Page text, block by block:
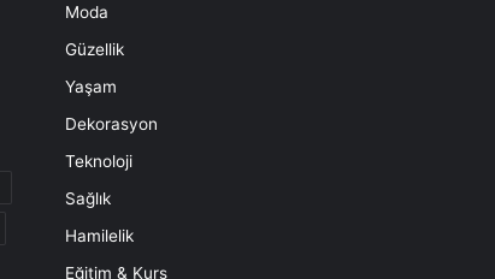
Moda
Güzellik
Yaşam
Dekorasyon
Teknoloji
Sağlık
Hamilelik
Eğitim & Kurs